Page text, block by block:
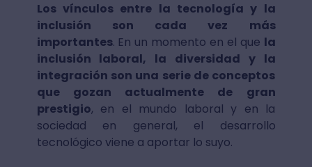
Los vínculos entre la tecnología y la
inclusión son cada vez más
importantes. En un momento en el que la
inclusión laboral, la diversidad y la
integración son una serie de conceptos
que gozan actualmente de gran
prestigio, en el mundo laboral y en la
sociedad en general, el desarrollo
tecnológico viene a aportar lo suyo.